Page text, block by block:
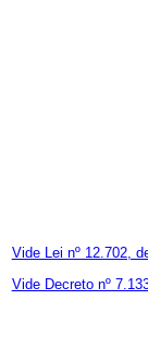
Vide Lei nº 12.702,
Vide Decreto nº